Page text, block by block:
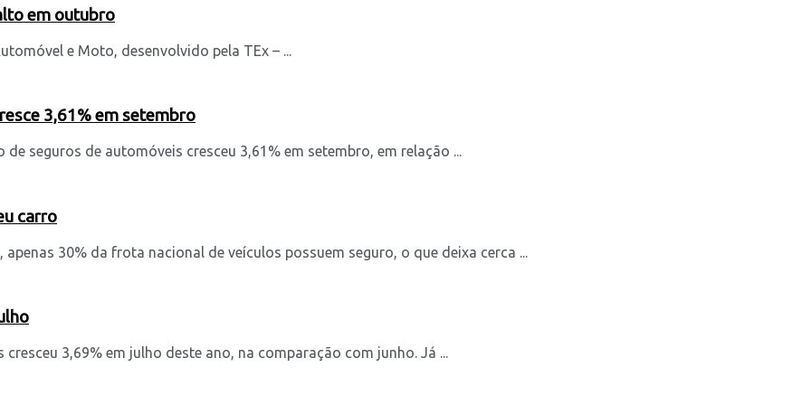
em outubro
e Moto, desenvolvido pela TEx – ...
3,61% em setembro
seguros de automóveis cresceu 3,61% em setembro, em relação ...
carro
30% da frota nacional de veículos possuem seguro, o que deixa cerca ...
3,69% em julho deste ano, na comparação com junho. Já ...